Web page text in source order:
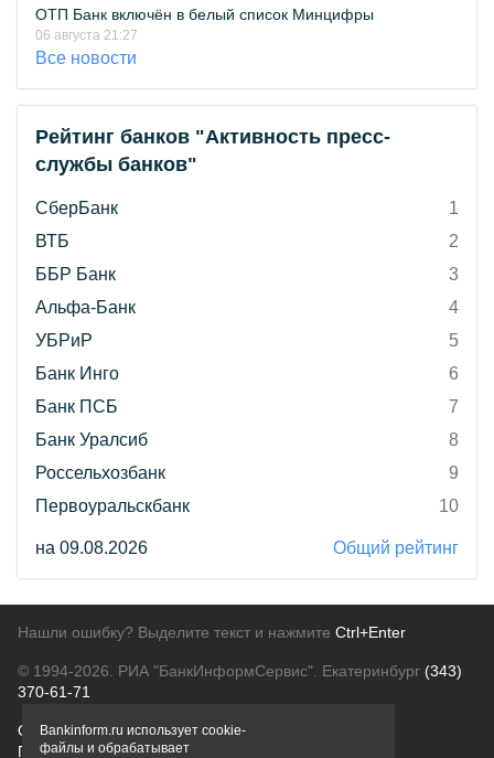
ОТП Банк включён в белый список Минцифры
06 августа 21:27
Все новости
Рейтинг банков "Активность пресс-
службы банков"
СберБанк
1
ВТБ
2
ББР Банк
3
Альфа-Банк
4
УБРиР
5
Банк Инго
6
Банк ПСБ
7
Банк Уралсиб
8
Россельхозбанк
9
Первоуральскбанк
10
на 09.08.2026 Общий рейтинг
Нашли ошибку? Выделите текст и нажмите Ctrl+Enter
© 1994-2026. РИА "БанкИнформСервис". Екатеринбург (343)
370-61-71
О проектеПолитика конфиденциальности
Правовая информацияДля рекламодателей
Bankinform.ru использует cookie-
файлы и обрабатывает